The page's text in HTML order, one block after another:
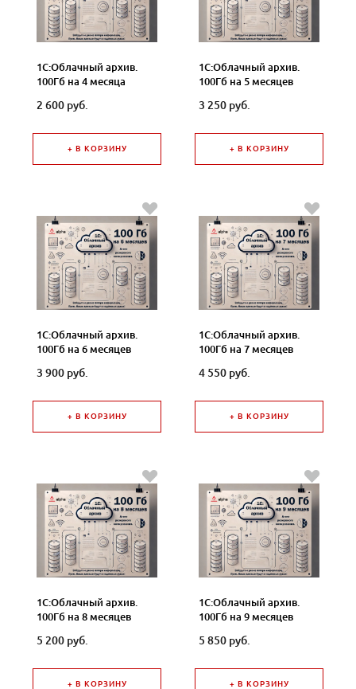
1С:Облачный архив.
100Гб на 4 месяца
2 600 руб.
+ В КОРЗИНУ
1С:Облачный архив.
100Гб на 5 месяцев
3 250 руб.
+ В КОРЗИНУ
1С:Облачный архив.
100Гб на 6 месяцев
3 900 руб.
+ В КОРЗИНУ
1С:Облачный архив.
100Гб на 7 месяцев
4 550 руб.
+ В КОРЗИНУ
1С:Облачный архив.
100Гб на 8 месяцев
5 200 руб.
+ В КОРЗИНУ
1С:Облачный архив.
100Гб на 9 месяцев
5 850 руб.
+ В КОРЗИНУ